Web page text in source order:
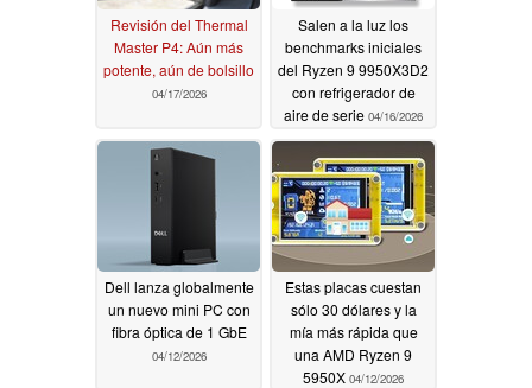
Revisión del Thermal
Master P4: Aún más
potente, aún de bolsillo
04/17/2026
Salen a la luz los
benchmarks iniciales
del Ryzen 9 9950X3D2
con refrigerador de
aire de serie 04/16/2026
Dell lanza globalmente
un nuevo mini PC con
fibra óptica de 1 GbE
04/12/2026
Estas placas cuestan
sólo 30 dólares y la
mía más rápida que
una AMD Ryzen 9
5950X 04/12/2026